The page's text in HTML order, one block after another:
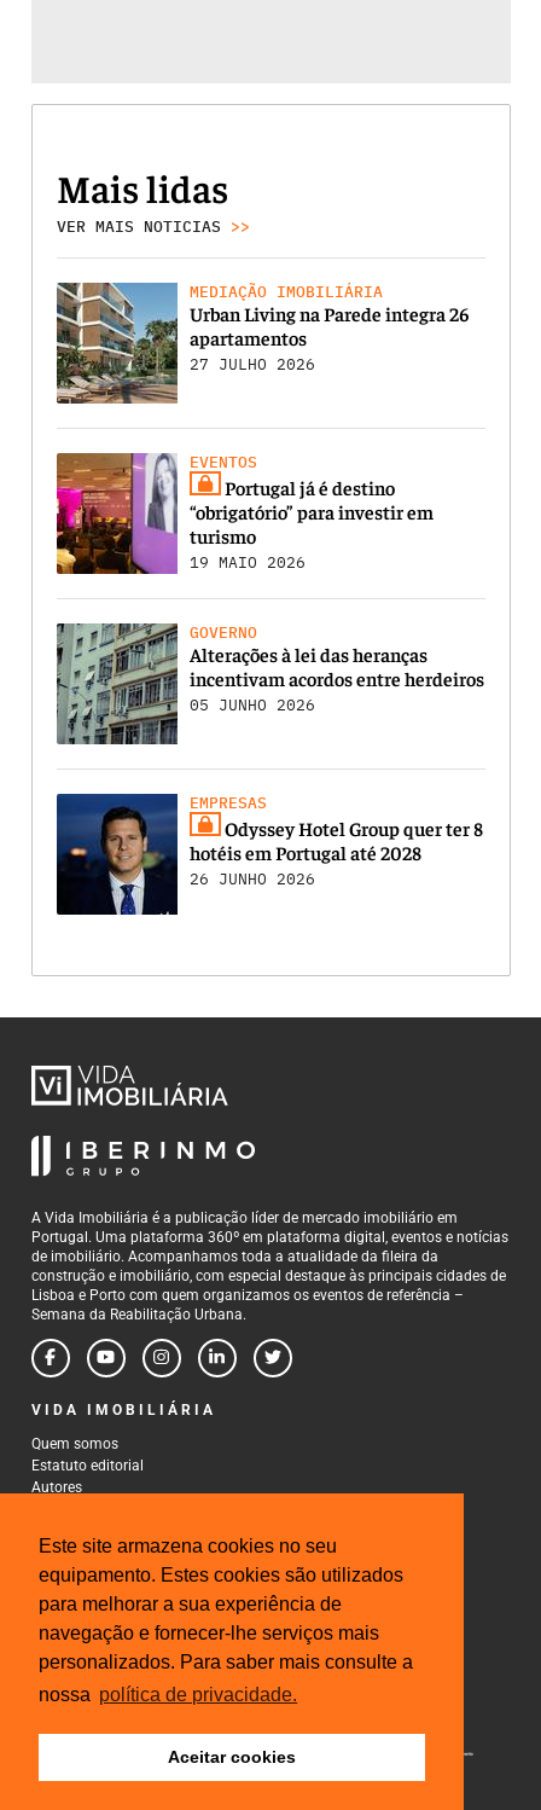
Este site armazena cookies no seu
equipamento. Estes cookies são utilizados
para melhorar a sua experiência de
navegação e fornecer-lhe serviços mais
personalizados. Para saber mais consulte a
nossa política de privacidade.
Aceitar cookies
Mais lidas
VER MAIS NOTICIAS >>
MEDIAÇÃO IMOBILIÁRIA
Urban Living na Parede integra 26
apartamentos
27 JULHO 2026
EVENTOS
Portugal já é destino
“obrigatório” para investir em
turismo
19 MAIO 2026
GOVERNO
Alterações à lei das heranças
incentivam acordos entre herdeiros
05 JUNHO 2026
EMPRESAS
Odyssey Hotel Group quer ter 8
hotéis em Portugal até 2028
26 JUNHO 2026
A Vida Imobiliária é a publicação líder de mercado imobiliário em
Portugal. Uma plataforma 360º em plataforma digital, eventos e notícias
de imobiliário. Acompanhamos toda a atualidade da fileira da
construção e imobiliário, com especial destaque às principais cidades de
Lisboa e Porto com quem organizamos os eventos de referência –
Semana da Reabilitação Urbana.
VIDA IMOBILIÁRIA
Quem somos
Estatuto editorial
Autores
CONTACTOS
Rua Gonçalo Cristovão, 185 - 6º
4000-269 Porto
Tel: 222 085 009
Fax: 222 085 010
Email: gestao@iberinmo.com